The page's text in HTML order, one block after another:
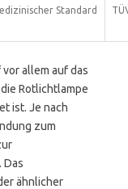
Standard
allem auf das
Rotlichtlampe
ist. Je nach
zum
ähnlicher